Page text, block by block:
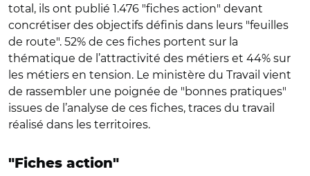
total, ils ont publié 1.476 "fiches action" devant
concrétiser des objectifs définis dans leurs "feuilles
de route". 52% de ces fiches portent sur la
thématique de l’attractivité des métiers et 44% sur
les métiers en tension. Le ministère du Travail vient
de rassembler une poignée de "bonnes pratiques"
issues de l’analyse de ces fiches, traces du travail
réalisé dans les territoires.
"Fiches action"